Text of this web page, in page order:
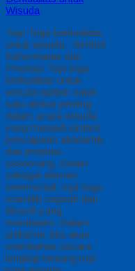
*Harga Hubungi CS
Pre Order
Pre Order
toga wisuda manado
Nama Produk : Toga
wisuda anak Order :
Yayasan Bhayangkari
Kota Manado Bahan :
Saten Paket : Jubah
wisuda, Medali
WIsuda, Tabung
Wisuda, Topi Wisuda,
Slebber wisuda
Ukuran : Standar anak
TK, PAUD
*Harga Hubungi CS
Pre Order
Pre Order